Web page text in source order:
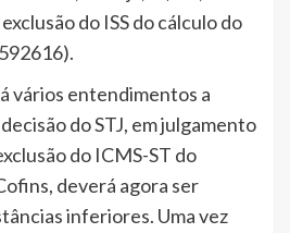
do ISS do cálculo do
vários entendimentos a
do STJ, em julgamento
do ICMS-ST do
deverá agora ser
inferiores. Uma vez